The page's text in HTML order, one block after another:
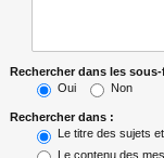
Rechercher dans les
Oui
Non
Rechercher dans :
Le titre des sujets
Le contenu des